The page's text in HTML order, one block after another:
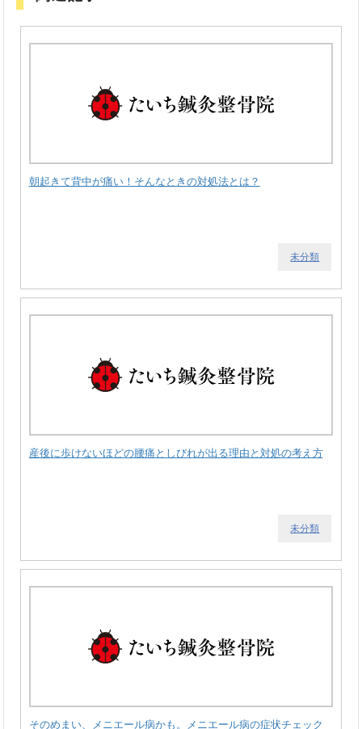
朝起きて背中が痛い！そんなときの対処法とは？
未分類
産後に歩けないほどの腰痛としびれが出る理由と対処の考え方
未分類
そのめまい、メニエール病かも。メニエール病の症状チェック